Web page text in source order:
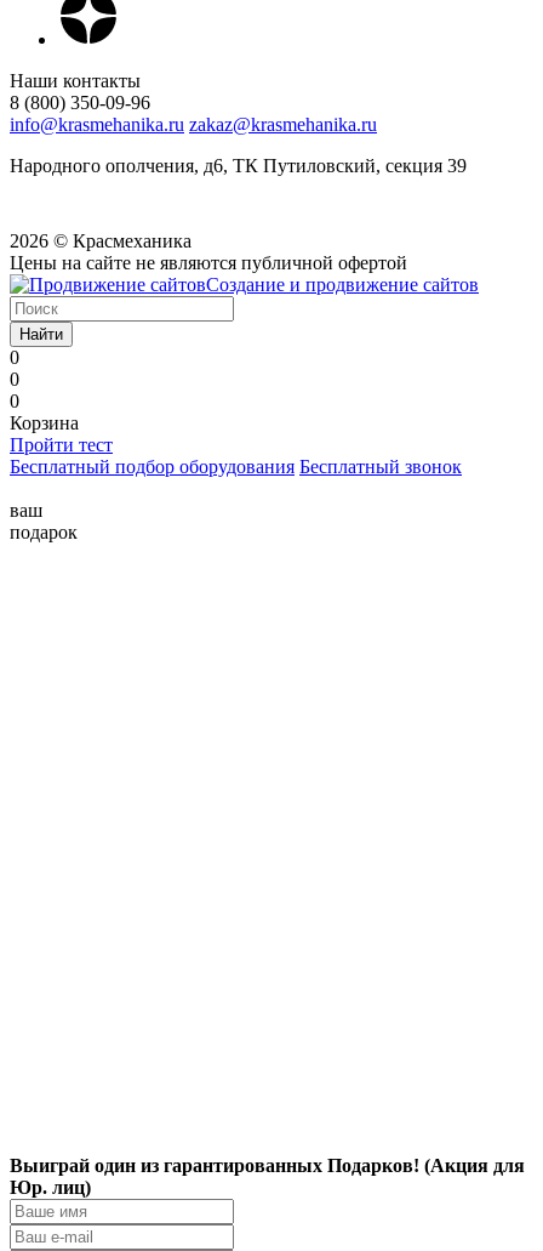
Наши контакты
8 (800) 350-09-96
info@krasmehanika.ru zakaz@krasmehanika.ru
Народного ополчения, д6, ТК Путиловский, секция 39
2026 © Красмеханика
Цены на сайте не являются публичной офертой
Создание и продвижение сайтов
Найти
0
0
0
Корзина
Пройти тест
Бесплатный подбор оборудования Бесплатный звонок
ваш
подарок
Выиграй один из гарантированных Подарков! (Акция для
Юр. лиц)